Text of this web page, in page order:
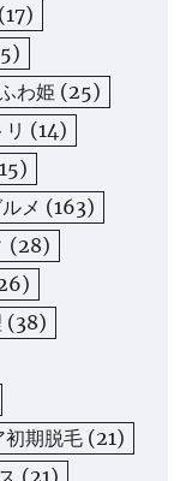
(17)
わ姫 (25)
(14)
メ (163)
(28)
(38)
初期脱毛 (21)
(21)